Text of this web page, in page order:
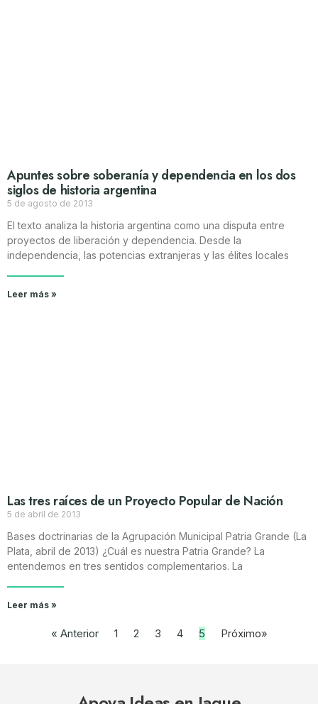
Apuntes sobre soberanía y dependencia en los dos
siglos de historia argentina
5 de agosto de 2013
El texto analiza la historia argentina como una disputa entre
proyectos de liberación y dependencia. Desde la
independencia, las potencias extranjeras y las élites locales
Leer más »
Las tres raíces de un Proyecto Popular de Nación
5 de abril de 2013
Bases doctrinarias de la Agrupación Municipal Patria Grande (La
Plata, abril de 2013) ¿Cuál es nuestra Patria Grande? La
entendemos en tres sentidos complementarios. La
Leer más »
« Anterior 1 2 3 4 5 Próximo»